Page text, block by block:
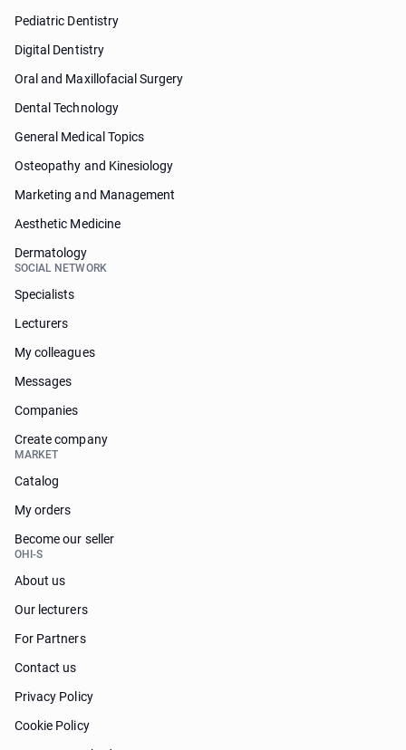
Pediatric Dentistry
Digital Dentistry
Oral and Maxillofacial Surgery
Dental Technology
General Medical Topics
Osteopathy and Kinesiology
Marketing and Management
Aesthetic Medicine
Dermatology
SOCIAL NETWORK
Specialists
Lecturers
My colleagues
Messages
Companies
Create company
MARKET
Catalog
My orders
Become our seller
OHI-S
About us
Our lecturers
For Partners
Contact us
Privacy Policy
Cookie Policy